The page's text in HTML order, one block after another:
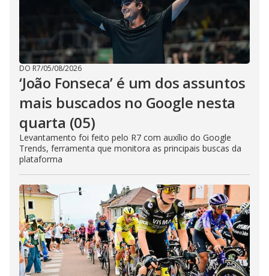
DO R7/05/08/2026
‘João Fonseca’ é um dos assuntos
mais buscados no Google nesta
quarta (05)
Levantamento foi feito pelo R7 com auxílio do Google
Trends, ferramenta que monitora as principais buscas da
plataforma